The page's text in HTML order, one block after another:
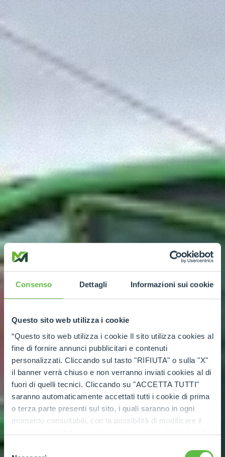
Consenso Dettagli Informazioni sui cookie
Questo sito web utilizza i cookie
“Questo sito web utilizza i cookie Il sito utilizza cookies al
fine di fornire annunci pubblicitari e contenuti
personalizzati. Cliccando sul tasto "RIFIUTA" o sulla "X"
il banner verrà chiuso e non verranno inviati cookies al di
fuori di quelli tecnici. Cliccando su "ACCETTA TUTTI"
saranno automaticamente accettati tutti i cookie di prima
o terza parte presenti sul sito, i quali saranno in ogni
momento consultabili, con la possibilità di modificare il
consenso prestato per ogni singolo cookie. Come fare?
Selezione